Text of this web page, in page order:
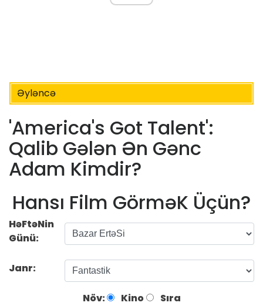
Əyləncə
'America's Got Talent':
Qalib Gələn Ən Gənc
Adam Kimdir?
Hansı Film GörməK Üçün?
HəFtəNin
Günü:
Janr:
Növ: Kino Sıra